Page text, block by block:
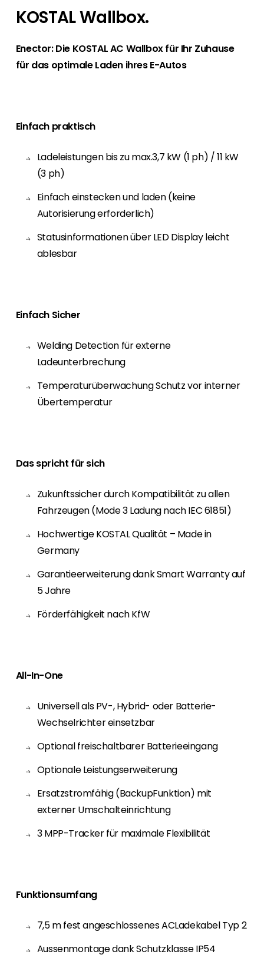
Unser Kunden-Portal bietet 24/7 Live-Preise,
Produktverfügbarkeit und Dokumentation!
Karriere
Sie suchen nach einem Job in der
Hauseigentümer
Produkt- und Brancheninformationen sind,
werden Sie bei uns fündig.
Region
nach einem passenden PV-Installateur? Dann
sind Sie bei uns genau richtig.
KOSTAL Wallbox.
Enector: Die KOSTAL AC Wallbox für Ihr Zuhause
für das optimale Laden ihres E-Autos
Einfach praktisch
Ladeleistungen bis zu max.3,7 kW (1 ph) / 11 kW
(3 ph)
Einfach einstecken und laden (keine
Autorisierung erforderlich)
Statusinformationen über LED Display leicht
ablesbar
Einfach Sicher
Welding Detection für externe
Ladeunterbrechung
Temperaturüberwachung Schutz vor interner
Übertemperatur
Das spricht für sich
Zukunftssicher durch Kompatibilität zu allen
Fahrzeugen (Mode 3 Ladung nach IEC 61851)
Hochwertige KOSTAL Qualität – Made in
Germany
Garantieerweiterung dank Smart Warranty auf
5 Jahre
Förderfähigkeit nach KfW
All-In-One
Universell als PV-, Hybrid- oder Batterie-
Wechselrichter einsetzbar
Optional freischaltbarer Batterieeingang
Optionale Leistungserweiterung
Ersatzstromfähig (BackupFunktion) mit
externer Umschalteinrichtung
3 MPP-Tracker für maximale Flexibilität
Funktionsumfang
7,5 m fest angeschlossenes ACLadekabel Typ 2
Aussenmontage dank Schutzklasse IP54